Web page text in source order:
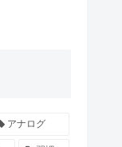
アナログ